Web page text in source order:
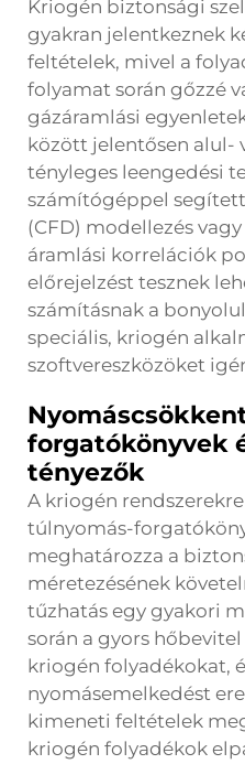
Kriogén biztonsági
gyakran jelentkeznek
feltételek, mivel a
folyamat során gőzzé
gázáramlási
között jelentősen alul-
tényleges leengedési
számítógéppel
(CFD) modellezés
áramlási korrelációk
előrejelzést tesznek
számításnak a
speciális, kriogén
szoftvereszközöket
forgatókönyvek
tényezők
A kriogén
túlnyomás-
meghatározza a
méretezésének
tűzhatás egy gyakori
során a gyors
kriogén folyadékokat,
nyomásemelkedést
kimeneti feltételek
kriogén folyadékok